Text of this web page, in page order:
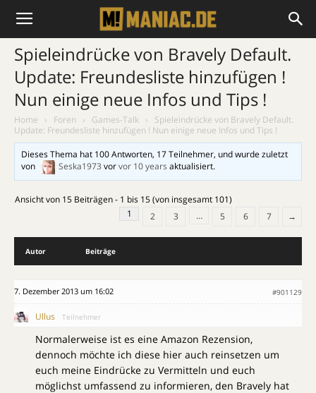
Spieleindrücke von Bravely Default.
Update: Freundesliste hinzufügen !
Nun einige neue Infos und Tips !
Home › Foren › Games-Talk ›
Spieleindrücke von Bravely Default.
Update: Freundesliste hinzufügen ! Nun einige neue Infos und Tips !
Dieses Thema hat 100 Antworten, 17 Teilnehmer, und wurde zuletzt
von
Seska1973 vorvor 10 years aktualisiert.
Ansicht von 15 Beiträgen - 1 bis 15 (von insgesamt 101)
1
2 3 … 5 6 7 →
Autor Beiträge
7. Dezember 2013 um 16:02 #901129
Ullus Teilnehmer
Normalerweise ist es eine Amazon Rezension,
dennoch möchte ich diese hier auch reinsetzen um
euch meine Eindrücke zu Vermitteln und euch
möglichst umfassend zu informieren, den Bravely hat